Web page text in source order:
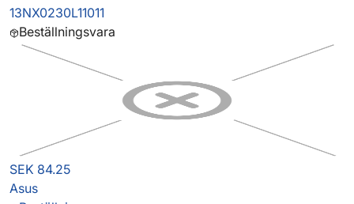
13NX0230L11011
Beställningsvara
SEK 84.25
Asus